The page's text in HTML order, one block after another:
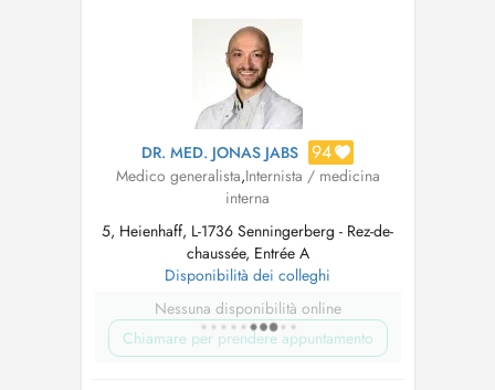
oder chronisch), Atemnot, diagnostiziertes
oder vermutetes As...
DR. MED. JONAS JABS 94
Medico generalista,Internista / medicina
interna
5, Heienhaff, L-1736 Senningerberg - Rez-de-
chaussée, Entrée A
Disponibilità dei colleghi
Nessuna disponibilità online
Chiamare per prendere appuntamento